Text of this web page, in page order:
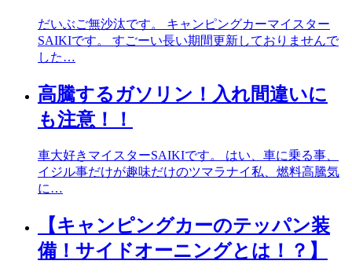
だいぶご無沙汰です。 キャンピングカーマイスター
SAIKIです。 すごーい長い期間更新しておりませんで
した…
高騰するガソリン！入れ間違いに
も注意！！
車大好きマイスターSAIKIです。 はい、車に乗る事、
イジル事だけが趣味だけのツマラナイ私、燃料高騰気
に…
【キャンピングカーのテッパン装
備！サイドオーニングとは！？】